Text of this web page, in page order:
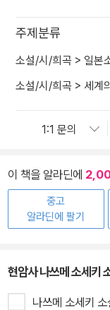
주제분류
소설/시/희곡 > 일본
소설/시/희곡 > 세계
이 책을 알라딘에
중고
알라딘에 팔기
현암사 나쓰메 소세키
나쓰메 소세키